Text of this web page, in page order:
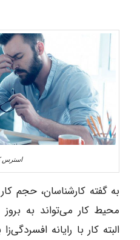
استرس
به گفته کارشناسان، حجم
محیط کار می‌تواند به
البته کار با رایانه